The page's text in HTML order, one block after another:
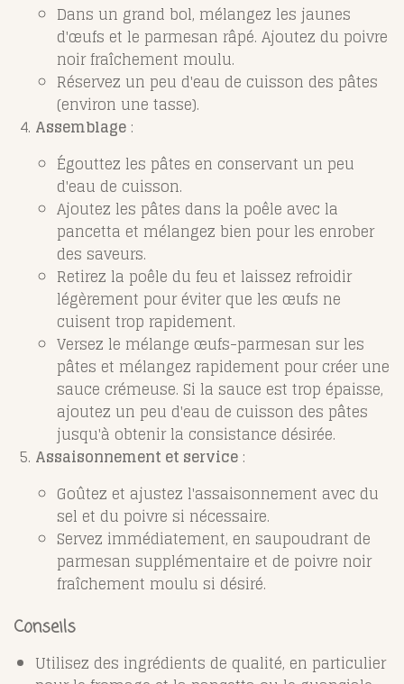
Dans un grand bol, mélangez les jaunes
d'œufs et le parmesan râpé. Ajoutez du poivre
noir fraîchement moulu.
Réservez un peu d'eau de cuisson des pâtes
(environ une tasse).
Assemblage :
Égouttez les pâtes en conservant un peu
d'eau de cuisson.
Ajoutez les pâtes dans la poêle avec la
pancetta et mélangez bien pour les enrober
des saveurs.
Retirez la poêle du feu et laissez refroidir
légèrement pour éviter que les œufs ne
cuisent trop rapidement.
Versez le mélange œufs-parmesan sur les
pâtes et mélangez rapidement pour créer une
sauce crémeuse. Si la sauce est trop épaisse,
ajoutez un peu d'eau de cuisson des pâtes
jusqu'à obtenir la consistance désirée.
Assaisonnement et service :
Goûtez et ajustez l'assaisonnement avec du
sel et du poivre si nécessaire.
Servez immédiatement, en saupoudrant de
parmesan supplémentaire et de poivre noir
fraîchement moulu si désiré.
Conseils
Utilisez des ingrédients de qualité, en particulier